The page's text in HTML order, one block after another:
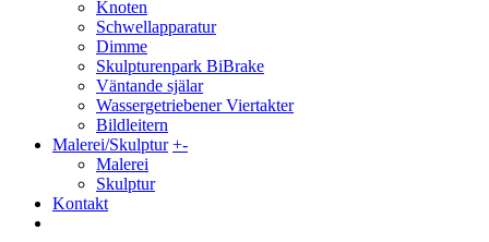
Knoten
Schwellapparatur
Dimme
Skulpturenpark BiBrake
Väntande själar
Wassergetriebener Viertakter
Bildleitern
Malerei/Skulptur +-
Malerei
Skulptur
Kontakt